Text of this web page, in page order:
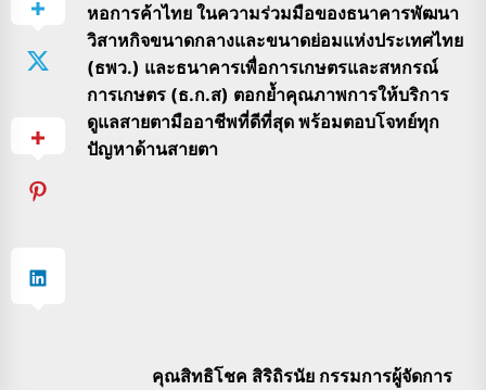
หอการค้าไทย ในความร่วมมือของธนาคารพัฒนา
วิสาหกิจขนาดกลางและขนาดย่อมแห่งประเทศไทย
(ธพว.) และธนาคารเพื่อการเกษตรและสหกรณ์
การเกษตร (ธ.ก.ส) ตอกย้ำคุณภาพการให้บริการ
ดูแลสายตามืออาชีพที่ดีที่สุด พร้อมตอบโจทย์ทุก
ปัญหาด้านสายตา
คุณสิทธิโชค สิริถิรนัย กรรมการผู้จัดการ